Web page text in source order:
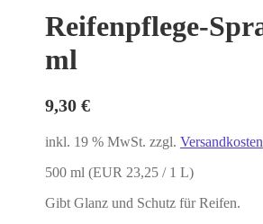
Reifenpflege-
ml
9,30 €
inkl. 19 % MwSt. zzgl. Versandkosten
500 ml (EUR 23,25 / 1 L)
Gibt Glanz und Schutz für Reifen.